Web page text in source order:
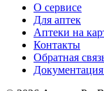
О сервисе
Для аптек
Аптеки на
Контакты
Обратная